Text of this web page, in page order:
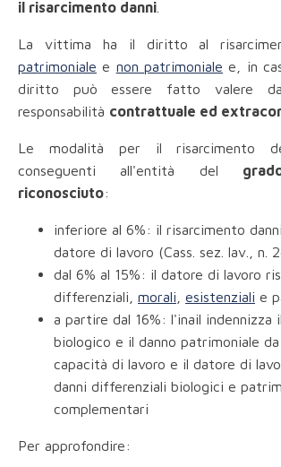
il risarcimento danni
La vittima ha il diritto al
patrimoniale e non patrimoniale e, in
diritto può essere fatto valere
responsabilità contrattuale ed
Le modalità per il risarcimento
conseguenti all'entità del
riconosciuto:
inferiore al 6%: il risarcimento
datore di lavoro (Cass. sez. lav., n.
dal 6% al 15%: il datore di lavoro
differenziali, morali esistenziali e
a partire dal 16%: l'inail indennizza
biologico e il danno patrimoniale
capacità di lavoro e il datore di
danni differenziali biologici e
complementari
Per approfondire: